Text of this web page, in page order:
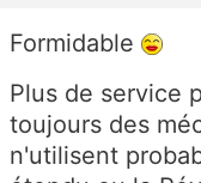
Formidable
Plus de service
toujours des
n'utilisent